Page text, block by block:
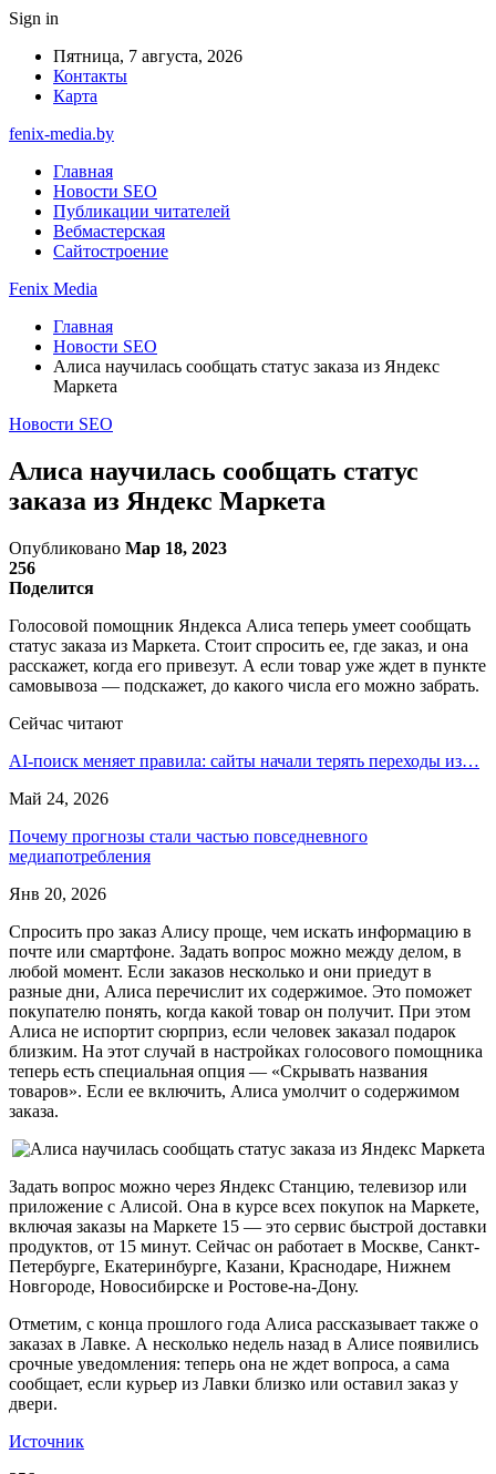
Sign in
Пятница, 7 августа, 2026
Контакты
Карта
fenix-media.by
Главная
Новости SEO
Публикации читателей
Вебмастерская
Сайтостроение
Fenix Media
Главная
Новости SEO
Алиса научилась сообщать статус заказа из Яндекс
Маркета
Новости SEO
Алиса научилась сообщать статус
заказа из Яндекс Маркета
Опубликовано Мар 18, 2023
256
Поделится
Голосовой помощник Яндекса Алиса теперь умеет сообщать
статус заказа из Маркета. Стоит спросить ее, где заказ, и она
расскажет, когда его привезут. А если товар уже ждет в пункте
самовывоза — подскажет, до какого числа его можно забрать.
Сейчас читают
AI-поиск меняет правила: сайты начали терять переходы из…
Май 24, 2026
Почему прогнозы стали частью повседневного
медиапотребления
Янв 20, 2026
Спросить про заказ Алису проще, чем искать информацию в
почте или смартфоне. Задать вопрос можно между делом, в
любой момент. Если заказов несколько и они приедут в
разные дни, Алиса перечислит их содержимое. Это поможет
покупателю понять, когда какой товар он получит. При этом
Алиса не испортит сюрприз, если человек заказал подарок
близким. На этот случай в настройках голосового помощника
теперь есть специальная опция — «Скрывать названия
товаров». Если ее включить, Алиса умолчит о содержимом
заказа.
Задать вопрос можно через Яндекс Станцию, телевизор или
приложение с Алисой. Она в курсе всех покупок на Маркете,
включая заказы на Маркете 15 — это сервис быстрой доставки
продуктов, от 15 минут. Сейчас он работает в Москве, Санкт-
Петербурге, Екатеринбурге, Казани, Краснодаре, Нижнем
Новгороде, Новосибирске и Ростове-на-Дону.
Отметим, с конца прошлого года Алиса рассказывает также о
заказах в Лавке. А несколько недель назад в Алисе появились
срочные уведомления: теперь она не ждет вопроса, а сама
сообщает, если курьер из Лавки близко или оставил заказ у
двери.
Источник